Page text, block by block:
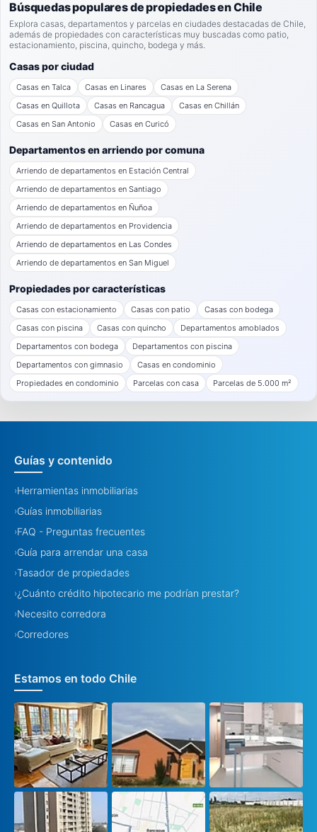
Búsquedas populares de propiedades en Chile
Explora casas, departamentos y parcelas en ciudades destacadas de Chile,
además de propiedades con características muy buscadas como patio,
estacionamiento, piscina, quincho, bodega y más.
Casas por ciudad
Casas en Talca Casas en Linares
Casas en La Serena
Casas en Quillota
Casas en Rancagua
Casas en Chillán
Casas en San Antonio
Casas en Curicó
Departamentos en arriendo por comuna
Arriendo de departamentos en Estación Central
Arriendo de departamentos en Santiago
Arriendo de departamentos en Ñuñoa
Arriendo de departamentos en Providencia
Arriendo de departamentos en Las Condes
Arriendo de departamentos en San Miguel
Propiedades por características
Casas con estacionamiento Casas con patio
Casas con bodega
Casas con piscina
Casas con quincho
Departamentos amoblados
Departamentos con bodega
Departamentos con piscina
Departamentos con gimnasio
Casas en condominio
Propiedades en condominio
Parcelas con casa Parcelas de 5.000 m²
Guías y contenido
›Herramientas inmobiliarias
›Guías inmobiliarias
›FAQ - Preguntas frecuentes
›Guía para arrendar una casa
›Tasador de propiedades
›¿Cuánto crédito hipotecario me podrían prestar?
›Necesito corredora
›Corredores
Estamos en todo Chile